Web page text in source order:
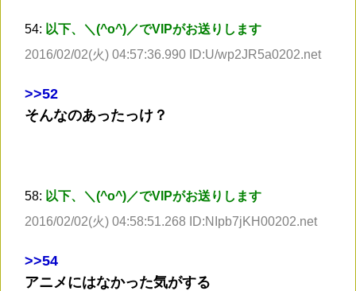
54: 以下、＼(^o^)／でVIPがお送りします
2016/02/02(火) 04:57:36.990 ID:U/wp2JR5a0202.net
>>52
そんなのあったっけ？
58: 以下、＼(^o^)／でVIPがお送りします
2016/02/02(火) 04:58:51.268 ID:NIpb7jKH00202.net
>>54
アニメにはなかった気がする